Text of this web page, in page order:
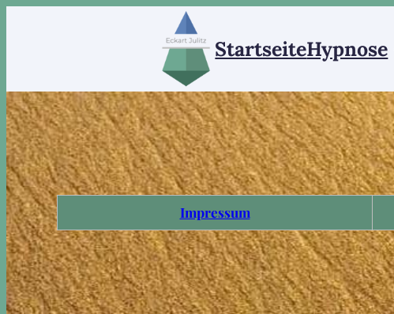
StartseiteHypnose
Impressum